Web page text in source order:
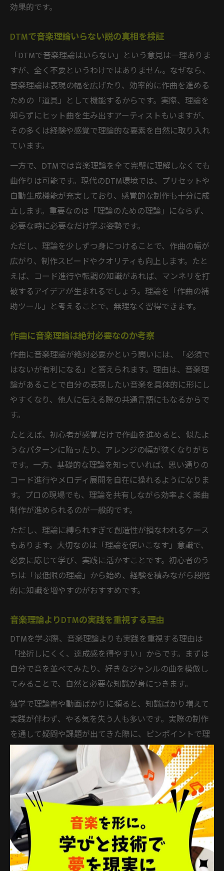
効果的です。
DTMで音楽理論いらない説の真相を検証
「DTMで音楽理論はいらない」という意見は一理ありま
すが、全く不要というわけではありません。なぜなら、
音楽理論は表現の幅を広げたり、効率的に作曲を進める
ための「道具」として機能するからです。実際、理論を
知らずにヒット曲を生み出すアーティストもいますが、
その多くは経験や感覚で理論的な要素を自然に取り入れ
ています。
一方で、DTMでは音楽理論を全て完璧に理解しなくても
曲作りは可能です。現代のDTM環境では、プリセットや
自動生成機能が充実しており、感覚的な制作も十分に成
立します。重要なのは「理論のための理論」にならず、
必要な時に必要なだけ学ぶ姿勢です。
ただし、理論を少しずつ身につけることで、作曲の幅が
広がり、制作スピードやクオリティも向上します。たと
えば、コード進行や転調の知識があれば、マンネリを打
破するアイデアが生まれるでしょう。理論を「作曲の補
助ツール」と考えることで、無理なく習得できます。
作曲に音楽理論は絶対必要なのか考察
作曲に音楽理論が絶対必要かという問いには、「必須で
はないが有利になる」と答えられます。理由は、音楽理
論があることで自分の表現したい音楽を具体的に形にし
やすくなり、他人に伝える際の共通言語にもなるからで
す。
たとえば、初心者が感覚だけで作曲を進めると、似たよ
うなパターンに陥ったり、アレンジの幅が狭くなりがち
です。一方、基礎的な理論を知っていれば、思い通りの
コード進行やメロディ展開を自在に操れるようになりま
す。プロの現場でも、理論を共有しながら効率よく楽曲
制作が進められるのが一般的です。
ただし、理論に縛られすぎて創造性が損なわれるケース
もあります。大切なのは「理論を使いこなす」意識で、
必要に応じて学び、実践に活かすことです。初心者のう
ちは「最低限の理論」から始め、経験を積みながら段階
的に知識を増やすのがおすすめです。
音楽理論よりDTMの実践を重視する理由
DTMを学ぶ際、音楽理論よりも実践を重視する理由は
「挫折しにくく、達成感を得やすい」からです。まずは
自分で音を並べてみたり、好きなジャンルの曲を模倣し
てみることで、自然と必要な知識が身につきます。
独学で理論書や動画ばかりに頼ると、知識ばかり増えて
実践が伴わず、やる気を失う人も多いです。実際の制作
を通して疑問や課題が出てきた際に、ピンポイントで理
論を補強するほうが効率的です。たとえば、コード進行
で迷った時に理論を調べる、メロディの作り方に行き詰
まった時にスケールを学ぶ、という流れが理想的です。
また、実践中心の学習は「自分で作った曲が完成する」
という小さな成功体験を積み重ねやすいのが特徴です。
これにより、音楽制作の継続意欲が高まり、自然と理論
も身についていきます。習得の順序としては、まず実
践、その後に理論を補うことが、独学でも挫折しにくい